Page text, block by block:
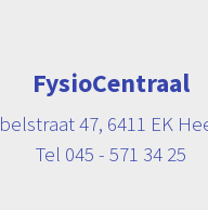
FysioCentraal
47, 6411 EK
Tel 045 - 571 34 25